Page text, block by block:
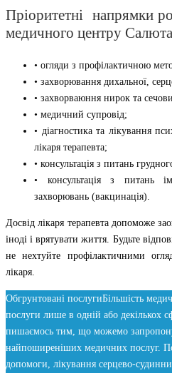
Пріоритетні напрямки
медичного центру
• огляди з профілактичною
• захворювання дихальної,
• захворваюння нирок та
• медичний супровід;
• діагностика та лікування
лікаря терапевта;
• консультація з питань
• консультація з питань
захворювань (вакцинація).
Досвід лікаря терапевта допоможе
іноді і врятувати життя. Будьте
не нехтуйте профілактичними
лікаря.
Обгрунтовані послугиБільшість
послуги лише в одній або декількох
пишаємось тим, що можемо
найпоширеніших медичних послуг.
допомоги, лікування серцево-